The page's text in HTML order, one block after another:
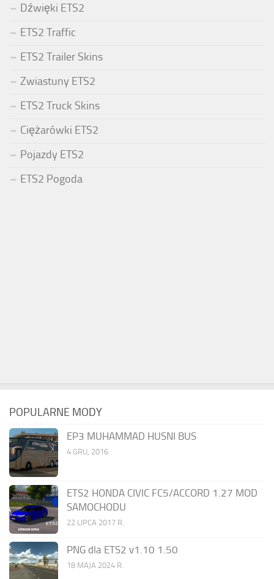
Dźwięki ETS2
ETS2 Traffic
ETS2 Trailer Skins
Zwiastuny ETS2
ETS2 Truck Skins
Ciężarówki ETS2
Pojazdy ETS2
ETS2 Pogoda
POPULARNE MODY
EP3 MUHAMMAD HUSNI BUS
4 GRU, 2016
ETS2 HONDA CIVIC FC5/ACCORD 1.27 MOD
SAMOCHODU
22 LIPCA 2017 R.
PNG dla ETS2 v1.10 1.50
18 MAJA 2024 R.